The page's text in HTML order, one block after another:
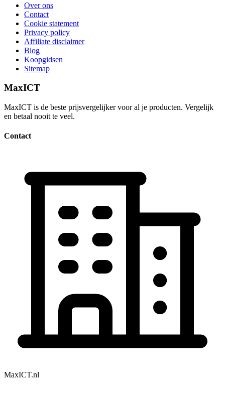
Over ons
Contact
Cookie statement
Privacy policy
Affiliate disclaimer
Blog
Koopgidsen
Sitemap
MaxICT
MaxICT is de beste prijsvergelijker voor al je producten. Vergelijk
en betaal nooit te veel.
Contact
MaxICT.nl